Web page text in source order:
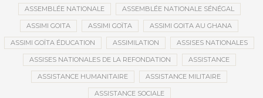
ASSEMBLÉE NATIONALE ASSEMBLÉE NATIONALE SÉNÉGAL
ASSIMI GOITA ASSIMI GOÏTA ASSIMI GOITA AU GHANA
ASSIMI GOÏTA ÉDUCATION ASSIMILATION ASSISES NATIONALES
ASSISES NATIONALES DE LA REFONDATION ASSISTANCE
ASSISTANCE HUMANITAIRE ASSISTANCE MILITAIRE
ASSISTANCE SOCIALE